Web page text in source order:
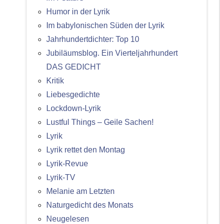
Humor in der Lyrik
Im babylonischen Süden der Lyrik
Jahrhundertdichter: Top 10
Jubiläumsblog. Ein Vierteljahrhundert
DAS GEDICHT
Kritik
Liebesgedichte
Lockdown-Lyrik
Lustful Things – Geile Sachen!
Lyrik
Lyrik rettet den Montag
Lyrik-Revue
Lyrik-TV
Melanie am Letzten
Naturgedicht des Monats
Neugelesen